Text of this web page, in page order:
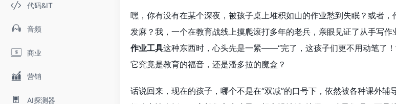
代码&IT
音频
商业
营销
AI探测器
嘿，你有没有在某个深夜，被孩子桌上堆积如山的作业愁到失眠？或者
发麻？我，一个在教育战线上摸爬滚打多年的老兵，亲眼见证了从手写
作业工具这种东西时，心头先是一紧——“完了，这孩子们更不用动笔了
它究竟是教育的福音，还是潘多拉的魔盒？
话说回来，现在的孩子，哪个不是在“双减”的口号下，依然被各种课外